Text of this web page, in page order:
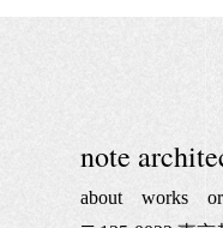
note
about works